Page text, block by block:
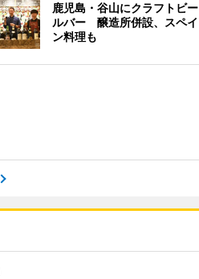
鹿児島・谷山にクラフトビー
ルバー 醸造所併設、スペイ
ン料理も